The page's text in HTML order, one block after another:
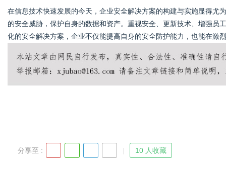
在信息技术快速发展的今天，企业安全解决方案的构建与实施显得尤
的安全威胁，保护自身的数据和资产。重视安全、更新技术、增强员
化的安全解决方案，企业不仅能提高自身的安全防护能力，也能在激
分享至 : 10 人收藏